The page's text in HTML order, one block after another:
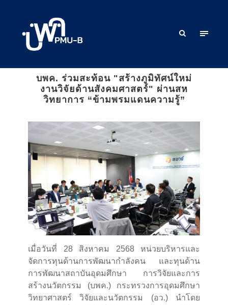
บพค. ร่วมสะท้อน "สร้างภูมิทัศน์ใหม่
งานวิจัยด้านสังคมศาสตร์" ผ่านสห
วิทยาการ “ข้ามพรมแดนความรู้”
เมื่อวันที่ 28 สิงหาคม 2568 หน่วยบริหารและ
จัดการทุนด้านการพัฒนากำลังคน และทุนด้าน
การพัฒนาสถาบันอุดมศึกษา การวิจัยและการ
สร้างนวัตกรรม (บพค.) กระทรวงการอุดมศึกษา
วิทยาศาสตร์ วิจัยและนวัตกรรม (อว.) นำโดย